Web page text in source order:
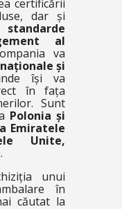
certificării
dar și
standarde
al
va
și
își va
în fața
Sunt
Polonia și
Emiratele
Unite,
.
unui
în
căutat la